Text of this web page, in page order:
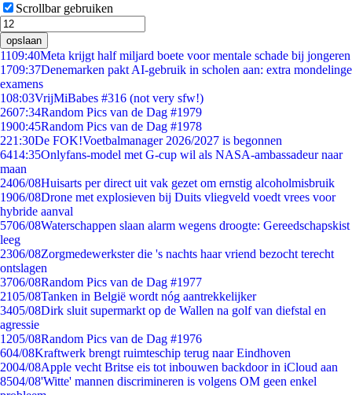
Scrollbar gebruiken
opslaan
1109:40Meta krijgt half miljard boete voor mentale schade bij jongeren
1709:37Denemarken pakt AI-gebruik in scholen aan: extra mondelinge
examens
108:03VrijMiBabes #316 (not very sfw!)
2607:34Random Pics van de Dag #1979
1900:45Random Pics van de Dag #1978
221:30De FOK!Voetbalmanager 2026/2027 is begonnen
6414:35Onlyfans-model met G-cup wil als NASA-ambassadeur naar
maan
2406/08Huisarts per direct uit vak gezet om ernstig alcoholmisbruik
1906/08Drone met explosieven bij Duits vliegveld voedt vrees voor
hybride aanval
5706/08Waterschappen slaan alarm wegens droogte: Gereedschapskist
leeg
2306/08Zorgmedewerkster die 's nachts haar vriend bezocht terecht
ontslagen
3706/08Random Pics van de Dag #1977
2105/08Tanken in België wordt nóg aantrekkelijker
3405/08Dirk sluit supermarkt op de Wallen na golf van diefstal en
agressie
1205/08Random Pics van de Dag #1976
604/08Kraftwerk brengt ruimteschip terug naar Eindhoven
2004/08Apple vecht Britse eis tot inbouwen backdoor in iCloud aan
8504/08'Witte' mannen discrimineren is volgens OM geen enkel